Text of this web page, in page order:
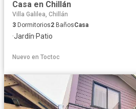
Casa en Chillán
Villa Galilea, Chillán
3 Dormitorios2 BañosCasa
·Jardín·Patio
Nuevo en Toctoc